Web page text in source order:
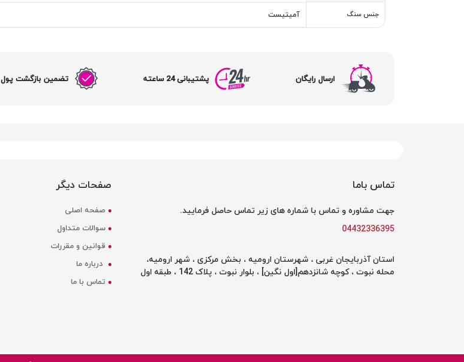
جنس سنگ آمیتیست
ارسال رایگان پشتیبانی 24 ساعته تضمین بازگشت پول
تماس باما
جهت مشاوره و تماس با شماره های زیر تماس حاصل فرمایید.
04432336395
استان آذربایجان غربی ، شهرستان ارومیه ، بخش مرکزی ، شهر ارومیه،
محله نبوت ، کوچه شانزدهم[اول نگین] ، بلوار نبوت ، پلاک 142 ، طبقه اول
صفحات دیگر
صفحه اصلی
سوالات متداول
قوانین و مقررات
درباره ما
تماس با ما